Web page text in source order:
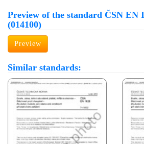
Preview of the standard ČSN EN
(014100)
Preview
Similar standards: